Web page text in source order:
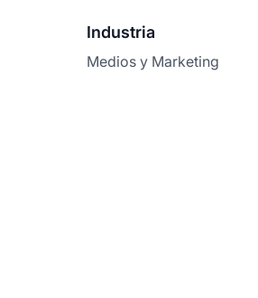
Industria
Medios y Marketing